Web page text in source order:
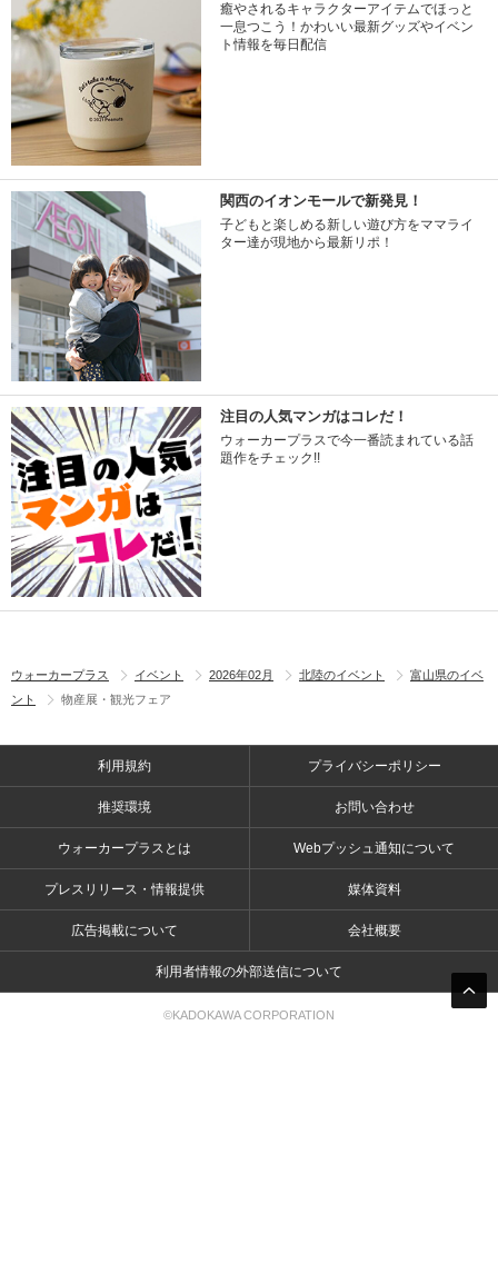
癒やされるキャラクターアイテムでほっと
一息つこう！かわいい最新グッズやイベン
ト情報を毎日配信
関西のイオンモールで新発見！
子どもと楽しめる新しい遊び方をママライ
ター達が現地から最新リポ！
注目の人気マンガはコレだ！
ウォーカープラスで今一番読まれている話
題作をチェック!!
ウォーカープラス イベント 2026年02月 北陸のイベント
富山県のイベ
ント
物産展・観光フェア
利用規約 プライバシーポリシー
推奨環境 お問い合わせ
ウォーカープラスとは Webプッシュ通知について
プレスリリース・情報提供 媒体資料
広告掲載について 会社概要
利用者情報の外部送信について
©KADOKAWA CORPORATION